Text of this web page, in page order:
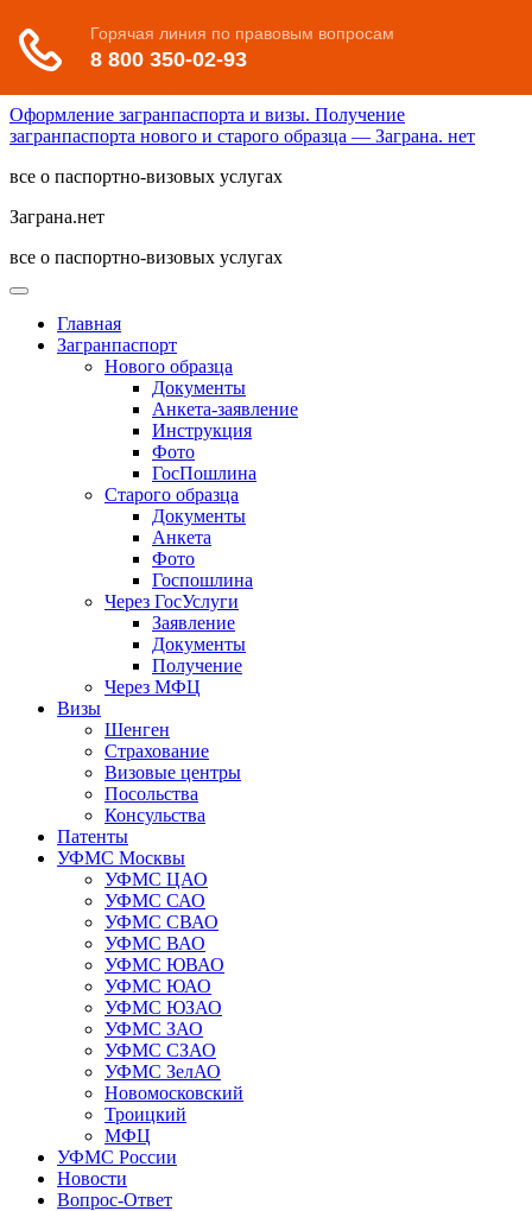
Оформление загранпаспорта и визы. Получение
загранпаспорта нового и старого образца — Заграна. нет
все о паспортно-визовых услугах
Заграна.нет
все о паспортно-визовых услугах
Главная
Загранпаспорт
Нового образца
Документы
Анкета-заявление
Инструкция
Фото
ГосПошлина
Старого образца
Документы
Анкета
Фото
Госпошлина
Через ГосУслуги
Заявление
Документы
Получение
Через МФЦ
Визы
Шенген
Страхование
Визовые центры
Посольства
Консульства
Патенты
УФМС Москвы
УФМС ЦАО
УФМС САО
УФМС СВАО
УФМС ВАО
УФМС ЮВАО
УФМС ЮАО
УФМС ЮЗАО
УФМС ЗАО
УФМС СЗАО
УФМС ЗелАО
Новомосковский
Троицкий
МФЦ
УФМС России
Новости
Вопрос-Ответ